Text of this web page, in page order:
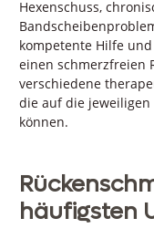
Hexenschuss,
kompetente Hilfe
einen schmerzfreien
verschiedene
die auf die
können.
häufigsten